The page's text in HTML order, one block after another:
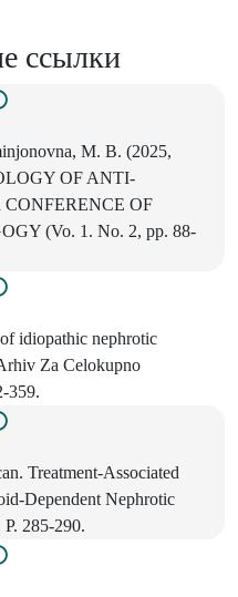
ссылки
M. B. (2025,
OF ANTI-
OF
(Vo. 1. No. 2, pp. 88-
idiopathic nephrotic
Za Celokupno
359.
Treatment-Associated
Dependent Nephrotic
285-290.